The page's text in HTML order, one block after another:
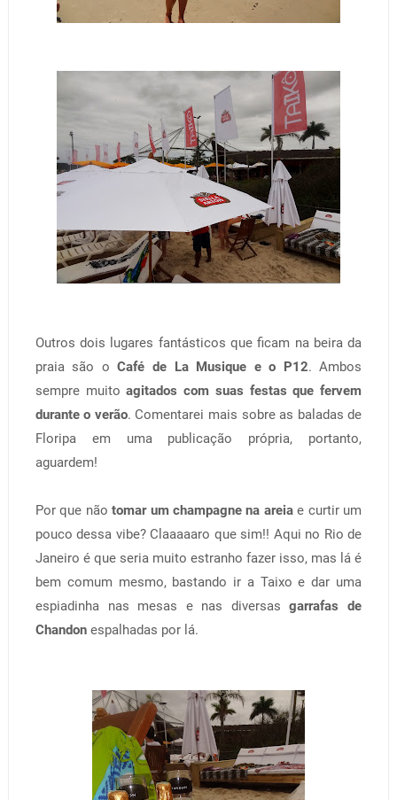
Outros dois lugares fantásticos que ficam na beira da
praia são oCafé de La Musique e o P12. Ambos
sempre muitoagitados com suas festas que fervem
durante o verão. Comentarei mais sobre as baladas de
Floripa em uma publicação própria, portanto,
aguardem!
Por que não tomar um champagne na areiae curtir um
pouco dessa vibe? Claaaaaro que sim!! Aqui no Rio de
Janeiro é que seria muito estranho fazer isso, mas lá é
bem comum mesmo, bastando ir a Taixo e dar uma
espiadinha nas mesas e nas diversasgarrafas de
Chandonespalhadas por lá.